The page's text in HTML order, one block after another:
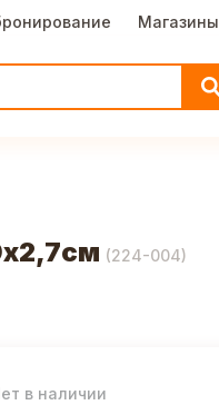
Магазины
(224-004)
в наличии